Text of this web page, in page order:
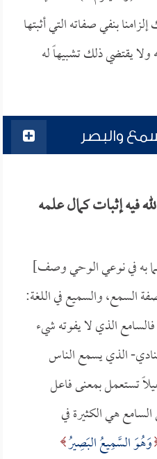
بنفي صفاته التي أثبتها
ولا يقتضي ذلك تشبيهاً له
والبصر
فيه إثبات كمال علمه
به في نوعي الوحي وصف]
السمع، والسميع في اللغة:
الذي لا يفوته شيء
الذي يسمع الناس
تستعمل بمعنى فاعل
هي الكثيرة في
وَهُوَ السَّمِيعُ البَصِيرُ